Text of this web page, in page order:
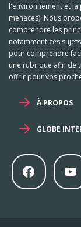
l'environnement et
menacés). Nous
comprendre les
notamment ces
pour comprendre
une rubrique afin de
offrir pour vos
À PROPOS
GLOBE